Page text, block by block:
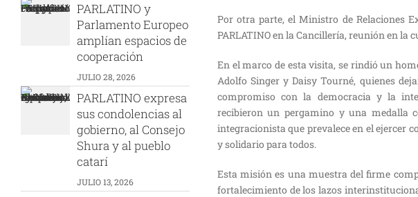
Por otra parte, el Ministro de Relaciones
PARLATINO en la Cancillería, reunión en la
En el marco de esta visita, se rindió un
Adolfo Singer y Daisy Tourné, quienes
compromiso con la democracia y la
recibieron un pergamino y una medalla
integracionista que prevalece en el ejercer
y solidario para todos.
Esta misión es una muestra del firme
fortalecimiento de los lazos
PARLATINO y
Parlamento Europeo
amplían espacios de
cooperación
JULIO 28, 2026
PARLATINO expresa
sus condolencias al
gobierno, al Consejo
Shura y al pueblo
catarí
JULIO 13, 2026